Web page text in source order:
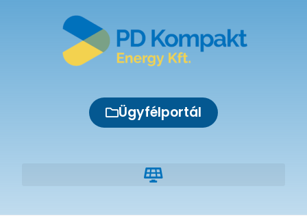
Ügyfélportál